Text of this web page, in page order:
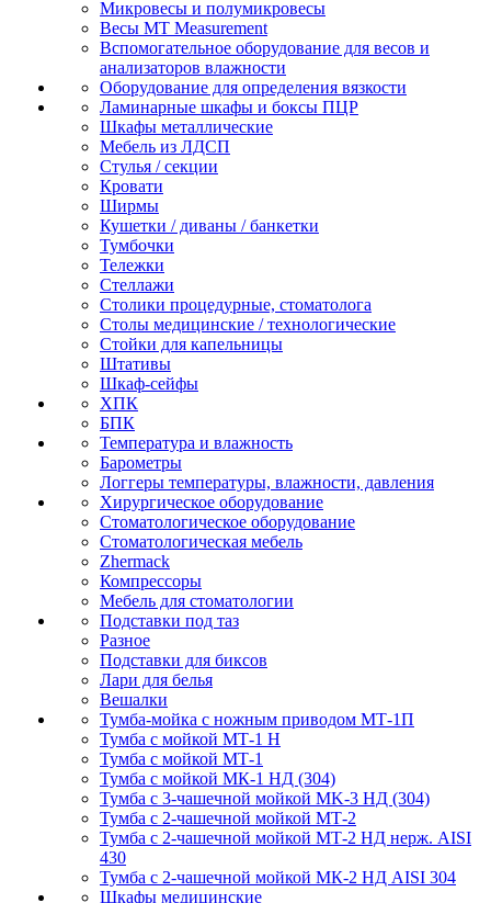
Микровесы и полумикровесы
Весы MT Measurement
Вспомогательное оборудование для весов и
анализаторов влажности
Оборудование для определения вязкости
Ламинарные шкафы и боксы ПЦР
Шкафы металлические
Мебель из ЛДСП
Стулья / секции
Кровати
Ширмы
Кушетки / диваны / банкетки
Тумбочки
Тележки
Стеллажи
Столики процедурные, стоматолога
Столы медицинские / технологические
Стойки для капельницы
Штативы
Шкаф-сейфы
ХПК
БПК
Температура и влажность
Барометры
Логгеры температуры, влажности, давления
Хирургическое оборудование
Стоматологическое оборудование
Стоматологическая мебель
Zhermack
Компрессоры
Мебель для стоматологии
Подставки под таз
Разное
Подставки для биксов
Лари для белья
Вешалки
Тумба-мойка с ножным приводом МТ-1П
Тумба с мойкой МТ-1 Н
Тумба с мойкой МТ-1
Тумба с мойкой МК-1 НД (304)
Тумба с 3-чашечной мойкой МK-3 НД (304)
Тумба с 2-чашечной мойкой МТ-2
Тумба с 2-чашечной мойкой МТ-2 НД нерж. AISI
430
Тумба с 2-чашечной мойкой МК-2 НД AISI 304
Шкафы медицинские